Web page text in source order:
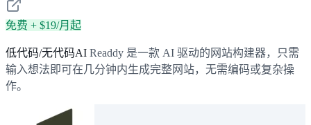
免费 + $19/月起
低代码/无代码AI Readdy 是一款 AI 驱动的网站构建器，只需
输入想法即可在几分钟内生成完整网站，无需编码或复杂操
作。